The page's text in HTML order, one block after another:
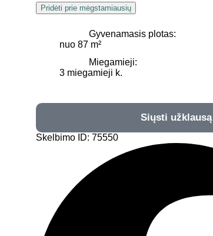
Pridėti prie mėgstamiausių
Gyvenamasis plotas:
nuo 87 m²
Miegamieji:
3 miegamieji k.
Siųsti užklausą
Skelbimo ID: 75550